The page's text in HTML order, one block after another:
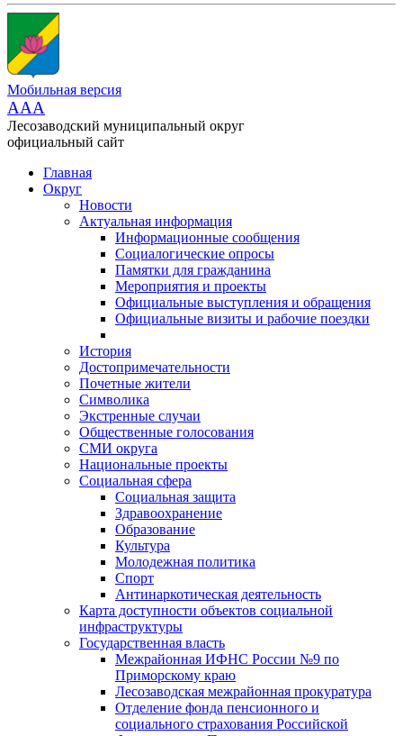
Мобильная версия
AAA
Лесозаводский муниципальный округ
официальный сайт
Главная
Округ
Новости
Актуальная информация
Информационные сообщения
Социалогические опросы
Памятки для гражданина
Мероприятия и проекты
Официальные выступления и обращения
Официальные визиты и рабочие поездки
История
Достопримечательности
Почетные жители
Символика
Экстренные случаи
Общественные голосования
СМИ округа
Национальные проекты
Социальная сфера
Социальная защита
Здравоохранение
Образование
Культура
Молодежная политика
Спорт
Антинаркотическая деятельность
Карта доступности объектов социальной
инфраструктуры
Государственная власть
Межрайонная ИФНС России №9 по
Приморскому краю
Лесозаводская межрайонная прокуратура
Отделение фонда пенсионного и
социального страхования Российской